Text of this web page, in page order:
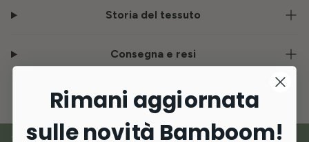
Storia del tessuto
Consegna e resi
Rimani aggiornata
sulle novità Bamboom!